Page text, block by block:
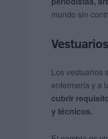
mundo sin
Los vestuarios
enfermería y a
cubrir
y técnicos.